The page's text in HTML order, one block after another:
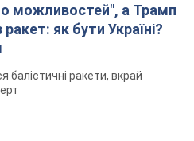
можливостей", а Трамп
як бути Україні?
балістичні ракети, вкрай